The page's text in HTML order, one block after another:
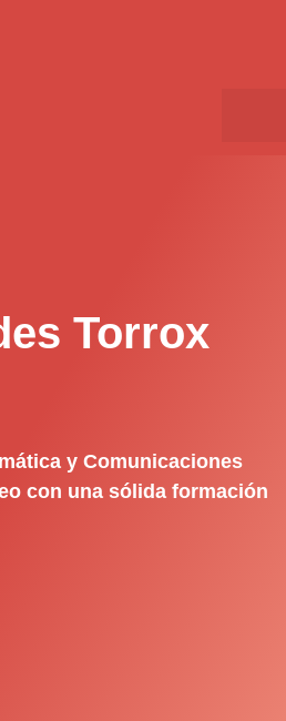
Torrox
y Comunicaciones
con una sólida formación